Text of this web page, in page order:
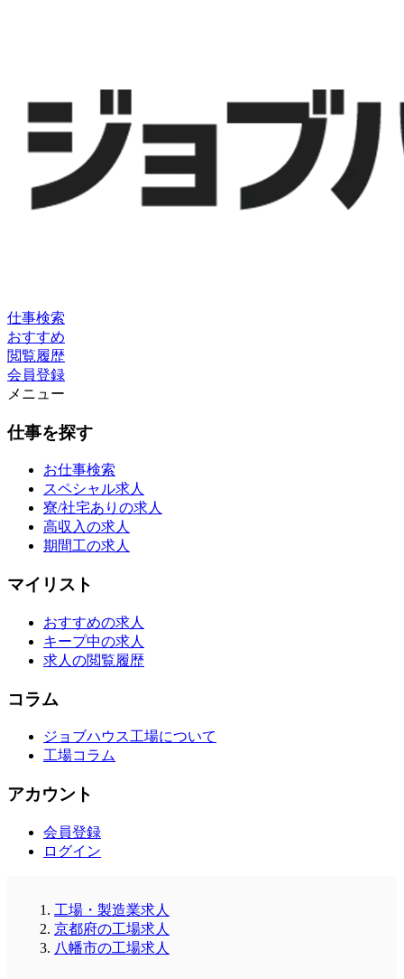
仕事検索
おすすめ
閲覧履歴
会員登録
メニュー
仕事を探す
お仕事検索
スペシャル求人
寮/社宅ありの求人
高収入の求人
期間工の求人
マイリスト
おすすめの求人
キープ中の求人
求人の閲覧履歴
コラム
ジョブハウス工場について
工場コラム
アカウント
会員登録
ログイン
工場・製造業求人
京都府の工場求人
八幡市の工場求人